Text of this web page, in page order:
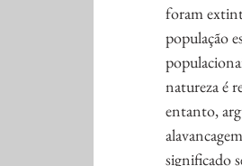
foram
população
natureza é
entanto,
significado